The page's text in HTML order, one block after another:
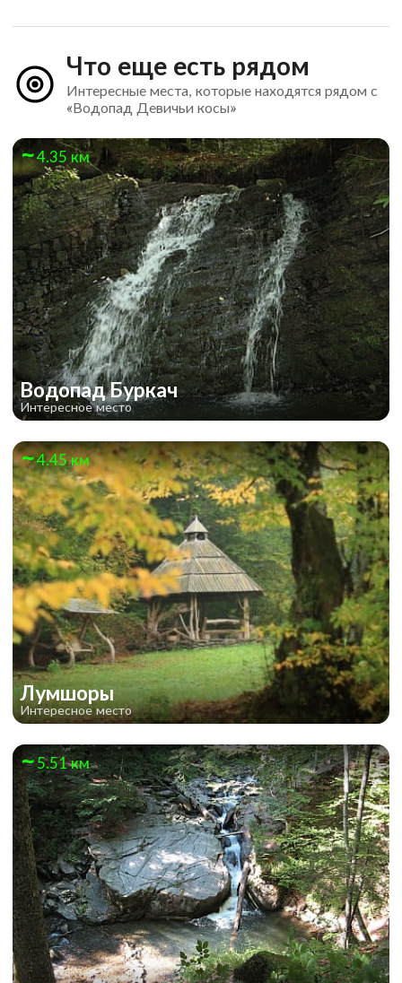
Что еще есть рядом
Интересные места, которые находятся рядом с
«Водопад Девичьи косы»
4.35 км
Водопад Буркач
Интересное место
4.45 км
Лумшоры
Интересное место
5.51 км